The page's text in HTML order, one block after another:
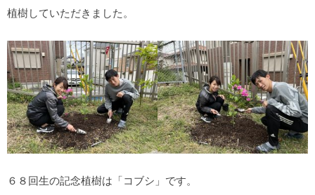
植樹していただきました。
６８回生の記念植樹は「コブシ」です。